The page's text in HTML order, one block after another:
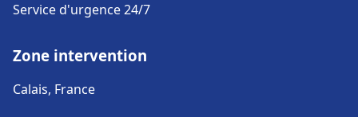
Service d'urgence 24/7
Zone intervention
Calais, France